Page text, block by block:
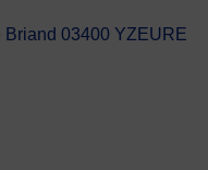
Briand 03400 YZEURE